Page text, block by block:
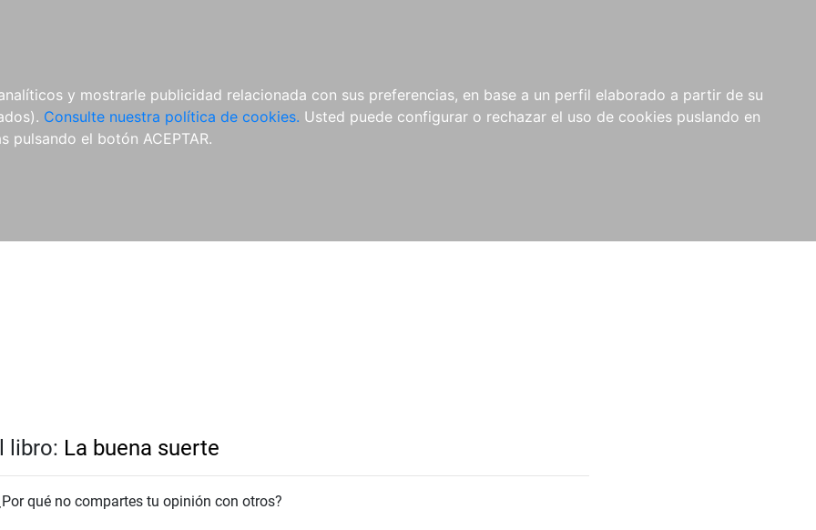
y mostrarle publicidad relacionada con sus preferencias, en base a un perfil elaborado a partir de su
Consulte nuestra política de cookies. Usted puede configurar o rechazar el uso de cookies puslando en
pulsando el botón ACEPTAR.
libro: La buena suerte
qué no compartes tu opinión con otros?